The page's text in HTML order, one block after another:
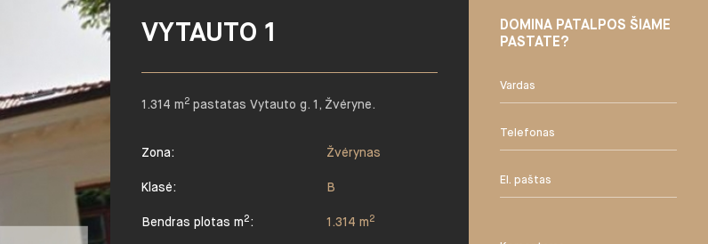
VYTAUTO 1
1.314 m 2 pastatas Vytauto g. 1, Žvėryne.
Zona: Žvėrynas
Klasė: B
Bendras plotas m 2 : 1.314 m 2
DOMINA PATALPOS ŠIAME
PASTATE?